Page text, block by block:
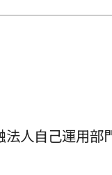
法人自己運用部